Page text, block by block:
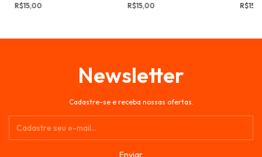
R$15,00
R$15,00
Newsletter
Cadastre-se e receba nossas ofertas.